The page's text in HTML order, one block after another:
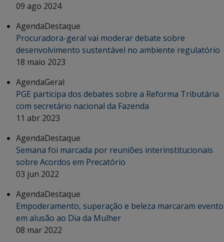
09 ago 2024
AgendaDestaque
Procuradora-geral vai moderar debate sobre
desenvolvimento sustentável no ambiente regulatório
18 maio 2023
AgendaGeral
PGE participa dos debates sobre a Reforma Tributária
com secretário nacional da Fazenda
11 abr 2023
AgendaDestaque
Semana foi marcada por reuniões interinstitucionais
sobre Acordos em Precatório
03 jun 2022
AgendaDestaque
Empoderamento, superação e beleza marcaram evento
em alusão ao Dia da Mulher
08 mar 2022